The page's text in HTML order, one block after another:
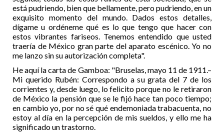
está pudriendo, bien que bellamente, pero pudriendo, en un
exquisito momento del mundo. Dados estos detalles,
dígame u ordéneme qué es lo que tengo que hacer con
estos vibrantes fariseos. Tenemos entendido que usted
traería de México gran parte del aparato escénico. Yo no
me lanzo sin su autorización completa".
He aquí la carta de Gamboa: "Bruselas, mayo 11 de 1911.–
Mi querido Rubén: Correspondo a su grata del 7 de los
corrientes y, desde luego, lo felicito porque no le retiraron
de México la pensión que se le fijó hace tan poco tiempo;
en cambio yo, por no sé qué endemoniada trabacuenta, no
estoy al día en la percepción de mis sueldos, y ello me ha
significado un trastorno.